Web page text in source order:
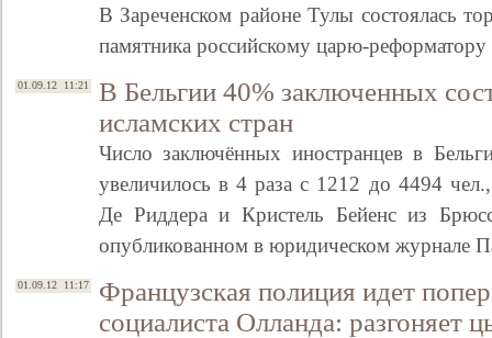
В Зареченском районе Тулы состоялась
памятника российскому царю-
01.09.12 11:21
В Бельгии 40% заключенных
исламских стран
Число заключённых иностранцев в
увеличилось в 4 раза с 1212 до 4494
Де Риддера и Кристель Бейенс из
опубликованном в юридическом журнале
01.09.12 11:17
Французская полиция идет
социалиста Олланда: разгоняет